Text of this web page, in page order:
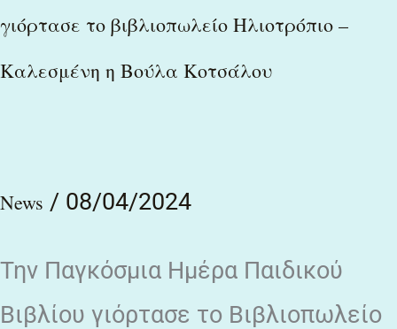
γιόρτασε το βιβλιοπωλείο Ηλιοτρόπιο –
Καλεσμένη η Βούλα Κοτσάλου
News / 08/04/2024
Την Παγκόσμια Ημέρα Παιδικού
Βιβλίου γιόρτασε το Βιβλιοπωλείο
Καλεσμένη